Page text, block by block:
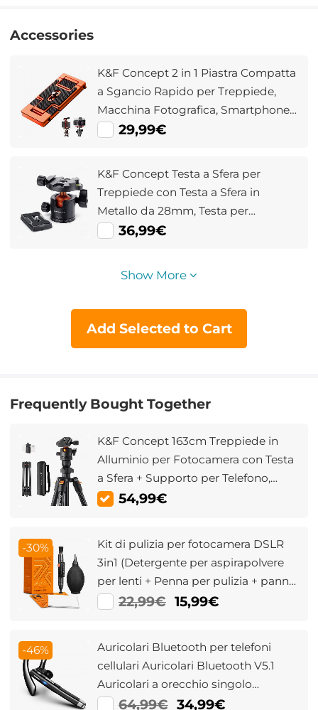
Accessories
K&F Concept 2 in 1 Piastra Compatta
a Sgancio Rapido per Treppiede,
Macchina Fotografica, Smartphone e
Microfono, con Vite da 1/4", Colore
29,99€
K&F Concept Testa a Sfera per
Treppiede con Testa a Sfera in
Metallo da 28mm, Testa per
Treppiede in Alluminio, Piastra a
36,99€
Show More
Add Selected to Cart
Frequently Bought Together
K&F Concept 163cm Treppiede in
Alluminio per Fotocamera con Testa
a Sfera + Supporto per Telefono,
Carico 8kg, Peso 1,24kg -
54,99€
-30%
Kit di pulizia per fotocamera DSLR
3in1 (Detergente per aspirapolvere
per lenti + Penna per pulizia + panno
per pulizia in macrofibra) (Scambio
22,99€ 15,99€
-46%
Auricolari Bluetooth per telefoni
cellulari Auricolari Bluetooth V5.1
Auricolari a orecchio singolo
vivavoce con CVC8.0 Microfono con
64,99€ 34,99€